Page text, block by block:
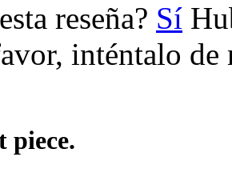
reseña? Sí
inténtalo de
piece.